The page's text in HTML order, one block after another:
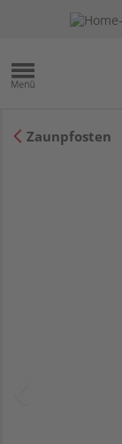
Zaunpfosten